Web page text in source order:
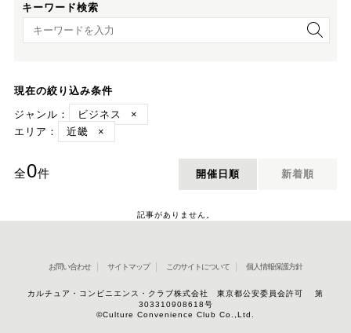
キーワード検索
キーワード検索
現在の絞り込み条件
ジャンル：
ビジネス
×
エリア：
近畿 ×
全0件 開催日順 新着順
記事がありません。
お問い合わせ サイトマップ このサイトについて 個人情報保護方針
カルチュア・コンビニエンス・クラブ株式会社 東京都公安委員会許可 第
303310908618号
©Culture Convenience Club Co.,Ltd.